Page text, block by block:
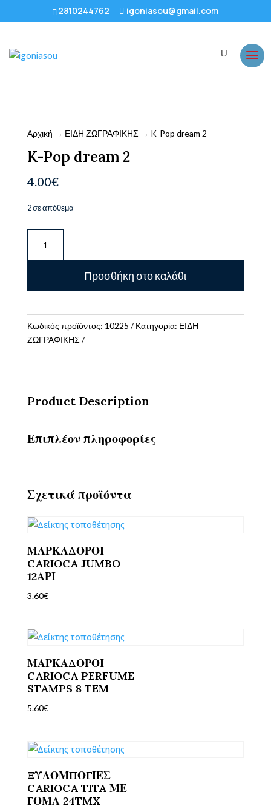
2810244762 igoniasou@gmail.com
Αρχική → ΕΙΔΗ ΖΩΓΡΑΦΙΚΗΣ → K-Pop dream 2
K-Pop dream 2
4.00€
2 σε απόθεμα
dream
ποσότητα
Προσθήκη στο καλάθι
Κωδικός προϊόντος: 10225 Κατηγορία: ΕΙΔΗ
ΖΩΓΡΑΦΙΚΗΣ
Product Description
Επιπλέον πληροφορίες
Σχετικά προϊόντα
ΜΑΡΚΑΔΟΡΟΙ
CARIOCA JUMBO
12ΑΡΙ
3.60€
ΜΑΡΚΑΔΟΡΟΙ
CARIOCA PERFUME
STAMPS 8 TEM
5.60€
ΞΥΛΟΜΠΟΓΙΕΣ
CARIOCA TITA ΜΕ
ΓΟΜΑ 24TMX